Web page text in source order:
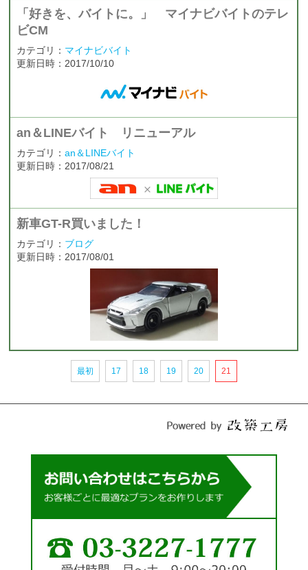
「好きを、バイトに。」 マイナビバイトのテレ
ビCM
カテゴリ： マイナビバイト
更新日時：2017/10/10
an＆LINEバイト リニューアル
カテゴリ： an＆LINEバイト
更新日時：2017/08/21
新車GT-R買いました！
カテゴリ： ブログ
更新日時：2017/08/01
最初 17 18 19 20 21